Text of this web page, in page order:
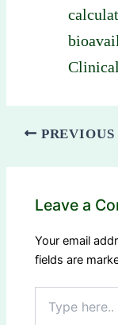
PREVIOUS
Leave a
Your email
fields are
here..